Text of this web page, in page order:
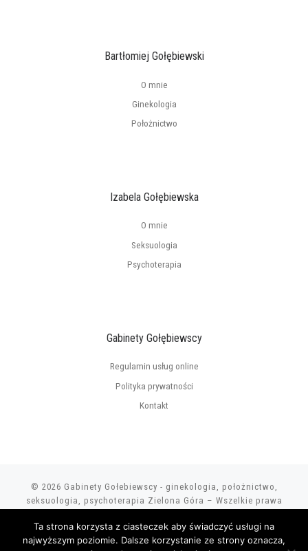
Bartłomiej Gołębiewski
O mnie
Ginekologia
Położnictwo
Izabela Gołębiewska
O mnie
Seksuologia
Psychoterapia
Gabinety Gołębiewscy
Regulamin usług online
Polityka prywatności
Kontakt
© 2026 Gabinety Gołebiewscy - ginekologia, położnictwo,
seksuologia, psychoterapia Zielona Góra – Wszelkie prawa
GRUPA
Ta strona korzysta z ciasteczek aby świadczyć usługi na
najwyższym poziomie. Dalsze korzystanie ze strony oznacza,